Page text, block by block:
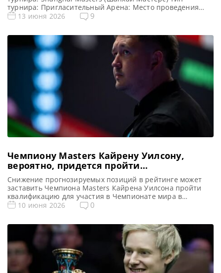
турнира: Пригласительный Арена: Место проведения
(населенный пункт, город, страна): Шанхай, Китай (КНР)
таблица Шанхай Мастерс 2026: Shanghai Masters 2026 —
турнирная сетка рейтингового турнира по […]
13 июня 2026 9
Чемпиону Masters Кайрену Уилсону,
вероятно, придется пройти
квалификацию на Чемпионат мира 2027
из-за падения в рейтинге
Снижение прогнозируемых позиций в рейтинге может
заставить Чемпиона Masters Кайрена Уилсона пройти
квалификацию для участия в Чемпионате мира в
Крусибле, сообщает totallysnookered Кайрен Уилсон,
оказаться перед необходимостью бороться за свое место
в ТОП-16 в предстоящем сезоне профессионального
снукера 2026-27. В преддверии старта нового […]
10 июня 2026 0